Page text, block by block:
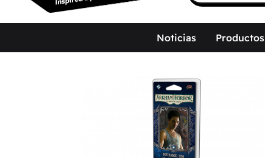
Noticias Productos